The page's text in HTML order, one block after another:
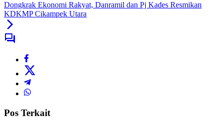
Dongkrak Ekonomi Rakyat, Danramil dan Pj Kades Resmikan
KDKMP Cikampek Utara
Pos Terkait